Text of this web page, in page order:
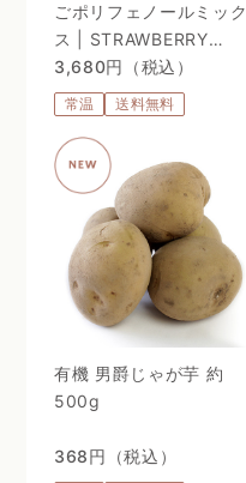
ごポリフェノールミック
ス | STRAWBERRY
POLYPHENOLS MIX
3,680円（税込）
常温 送料無料
有機 男爵じゃが芋 約
500g
368円（税込）